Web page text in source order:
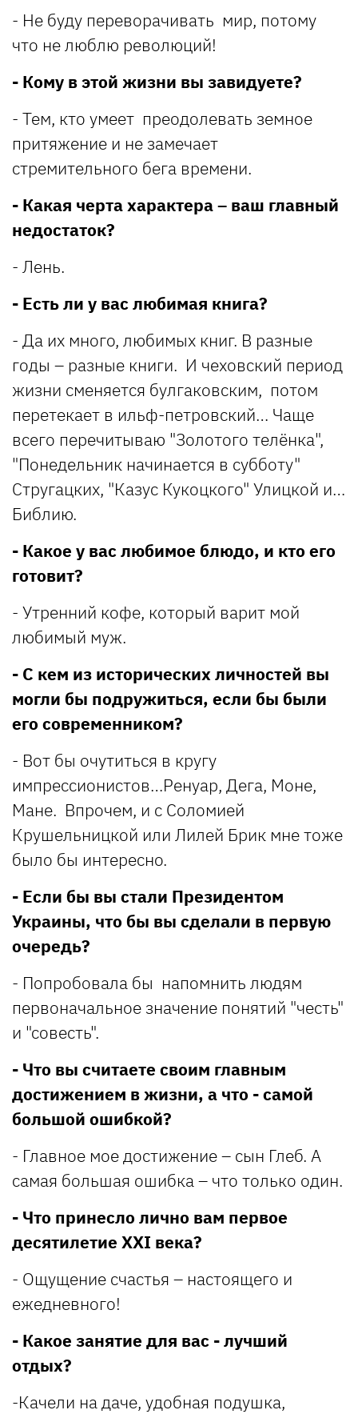
- Не буду переворачивать мир, потому
что не люблю революций!
- Кому в этой жизни вы завидуете?
- Тем, кто умеет преодолевать земное
притяжение и не замечает
стремительного бега времени.
- Какая черта характера – ваш главный
недостаток?
- Лень.
- Есть ли у вас любимая книга?
- Да их много, любимых книг. В разные
годы – разные книги. И чеховский период
жизни сменяется булгаковским, потом
перетекает в ильф-петровский… Чаще
всего перечитываю "Золотого телёнка",
"Понедельник начинается в субботу"
Стругацких, "Казус Кукоцкого" Улицкой и…
Библию.
- Какое у вас любимое блюдо, и кто его
готовит?
- Утренний кофе, который варит мой
любимый муж.
- С кем из исторических личностей вы
могли бы подружиться, если бы были
его современником?
- Вот бы очутиться в кругу
импрессионистов…Ренуар, Дега, Моне,
Мане. Впрочем, и с Соломией
Крушельницкой или Лилей Брик мне тоже
было бы интересно.
- Если бы вы стали Президентом
Украины, что бы вы сделали в первую
очередь?
- Попробовала бы напомнить людям
первоначальное значение понятий "честь"
и "совесть".
- Что вы считаете своим главным
достижением в жизни, а что - самой
большой ошибкой?
- Главное мое достижение – сын Глеб. А
самая большая ошибка – что только один.
- Что принесло лично вам первое
десятилетие XXI века?
- Ощущение счастья – настоящего и
ежедневного!
- Какое занятие для вас - лучший
отдых?
-Качели на даче, удобная подушка,